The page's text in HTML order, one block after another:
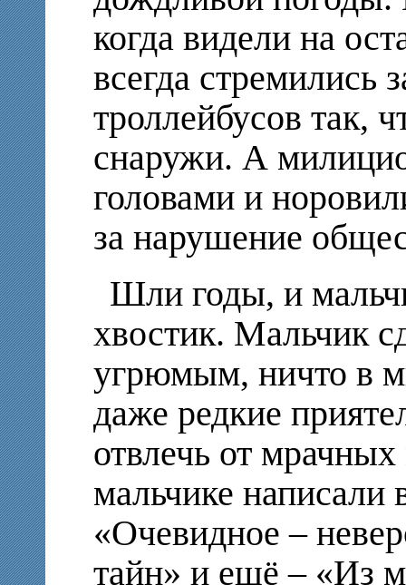
когда видели на
всегда стремились
троллейбусов так,
снаружи. А
головами и
за нарушение
Шли годы, и
хвостик. Мальчик
угрюмым, ничто в
даже редкие
отвлечь от
мальчике написали
«Очевидное –
тайн» и ещё – «Из